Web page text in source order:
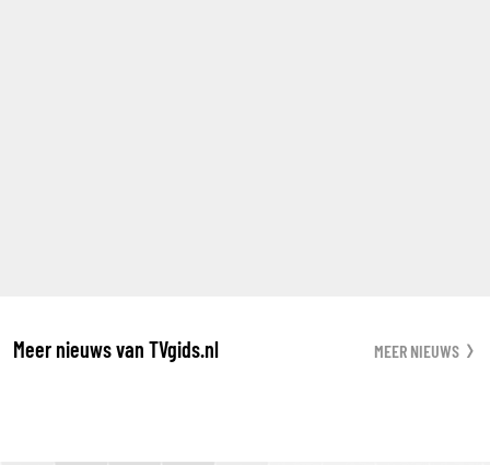
Meer nieuws van TVgids.nl MEER NIEUWS